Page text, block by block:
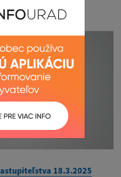
18.3.2025